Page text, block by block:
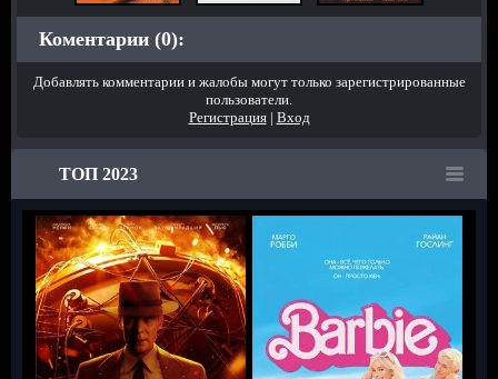
Коментарии (0):
Добавлять комментарии и жалобы могут только зарегистрированные
пользователи.
Регистрация| Вход
ТОП 2023